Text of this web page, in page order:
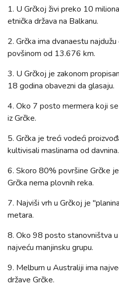
1. U Grčkoj živi preko 10
etnička država na Balkanu.
2. Grčka ima dvanaestu
povšinom od 13.676 km.
3. U Grčkoj je zakonom
18 godina obavezni da glasaju.
4. Oko 7 posto mermera koji
iz Grčke.
5. Grčka je treći vodeći
kultivisali maslinama od davnina.
6. Skoro 80% površine Grčke
Grčka nema plovnih reka.
7. Najviši vrh u Grčkoj je
metara.
8. Oko 98 posto stanovništva u
najveću manjinsku grupu.
9. Melburn u Australiji ima
države Grčke.